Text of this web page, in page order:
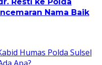
Resti ke Polda
Nama Baik